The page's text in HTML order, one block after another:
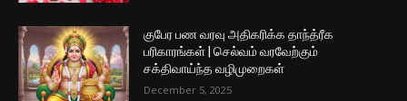
குபேர பண வரவு அதிகரிக்க தாந்த்ரீக
பரிகாரங்கள் | செல்வம் வரவேற்கும்
சக்திவாய்ந்த வழிமுறைகள்
December 5, 2025